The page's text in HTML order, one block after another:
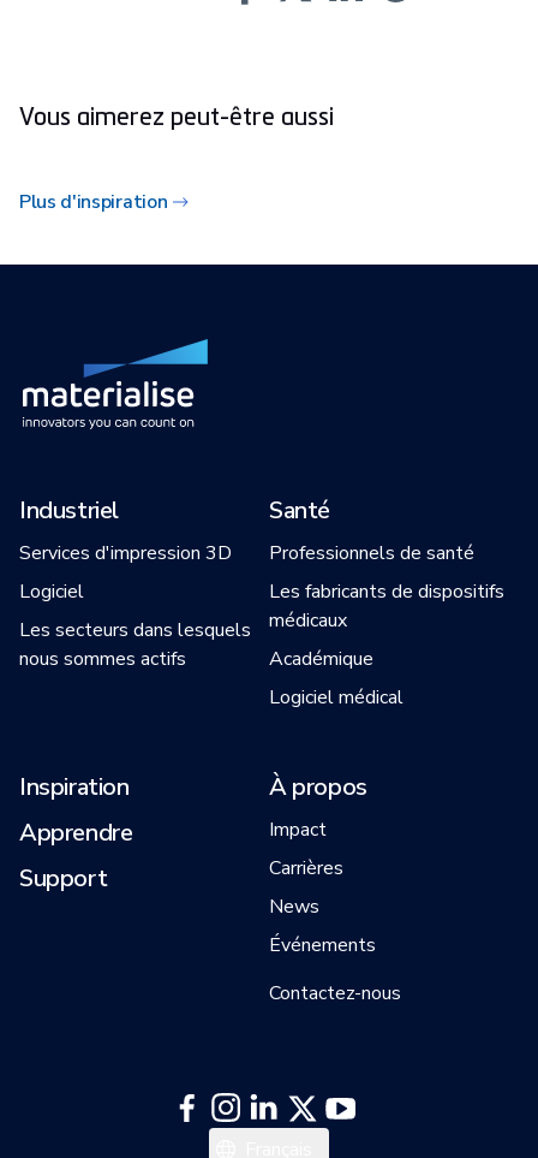
Vous aimerez peut-être aussi
Plus d'inspiration
Industriel
Services d'impression 3D
Logiciel
Les secteurs dans lesquels
nous sommes actifs
Santé
Professionnels de santé
Les fabricants de dispositifs
médicaux
Académique
Logiciel médical
Inspiration
Apprendre
Support
À propos
Impact
Carrières
News
Événements
Contactez-nous